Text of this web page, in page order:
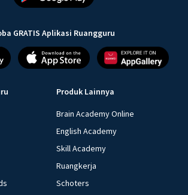
GRATIS Aplikasi Ruangguru
Produk Lainnya
Brain Academy Online
English Academy
Skill Academy
Ruangkerja
Schoters